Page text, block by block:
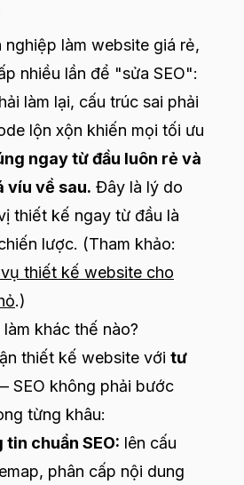
nghiệp làm website giá rẻ,
nhiều lần để "sửa SEO":
làm lại, cấu trúc sai phải
lộn xộn khiến mọi tối ưu
ngay từ đầu luôn rẻ và
víu về sau. Đây là lý do
thiết kế ngay từ đầu là
lược. (Tham khảo:
thiết kế website cho
.)
khác thế nào?
thiết kế website với tư
SEO không phải bước
từng khâu:
chuẩn SEO: lên cấu
phân cấp nội dung